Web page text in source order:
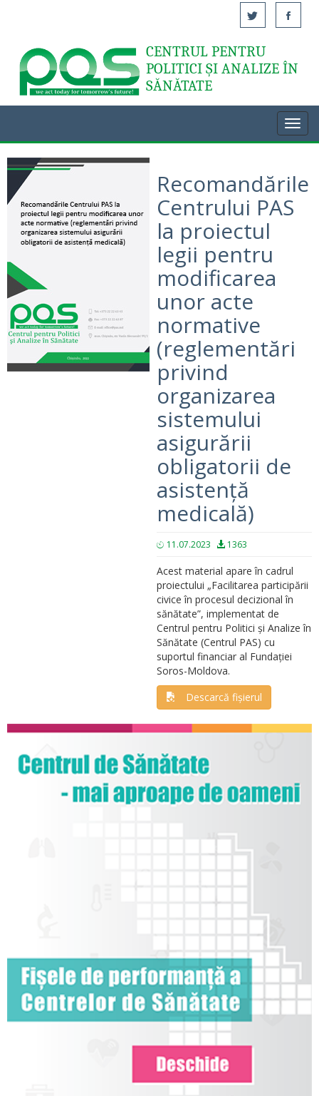
Acasă
CENTRUL PENTRU
POLITICI ȘI ANALIZE ÎN
SĂNĂTATE
Recomandările
Centrului PAS
la proiectul
legii pentru
modificarea
unor acte
normative
(reglementări
privind
organizarea
sistemului
asigurării
obligatorii de
asistență
medicală)
11.07.2023 1363
Acest material apare în cadrul
proiectului „Facilitarea participării
civice în procesul decizional în
sănătate”, implementat de
Centrul pentru Politici și Analize în
Sănătate (Centrul PAS) cu
suportul financiar al Fundației
Soros-Moldova.
Descarcă fișierul